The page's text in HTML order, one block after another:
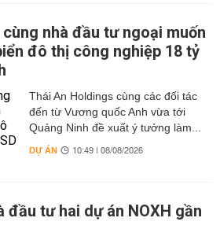
nhà đầu tư ngoại muốn
đô thị công nghiệp 18 tỷ
Thái An Holdings cùng các đối tác
đến từ Vương quốc Anh vừa tới
Quảng Ninh đề xuất ý tưởng làm...
DỰ ÁN 10:49 | 08/08/2026
đầu tư hai dự án NOXH gần